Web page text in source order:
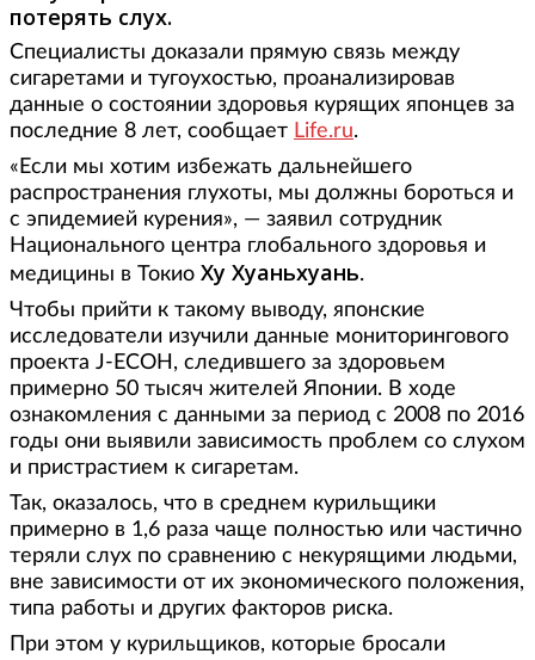
потерять слух.
Специалисты доказали прямую связь между
сигаретами и тугоухостью, проанализировав
данные о состоянии здоровья курящих японцев за
последние 8 лет, сообщает Life.ru.
«Если мы хотим избежать дальнейшего
распространения глухоты, мы должны бороться и
с эпидемией курения», — заявил сотрудник
Национального центра глобального здоровья и
медицины в Токио Ху Хуаньхуань.
Чтобы прийти к такому выводу, японские
исследователи изучили данные мониторингового
проекта J-ECOH, следившего за здоровьем
примерно 50 тысяч жителей Японии. В ходе
ознакомления с данными за период с 2008 по 2016
годы они выявили зависимость проблем со слухом
и пристрастием к сигаретам.
Так, оказалось, что в среднем курильщики
примерно в 1,6 раза чаще полностью или частично
теряли слух по сравнению с некурящими людьми,
вне зависимости от их экономического положения,
типа работы и других факторов риска.
При этом у курильщиков, которые бросали